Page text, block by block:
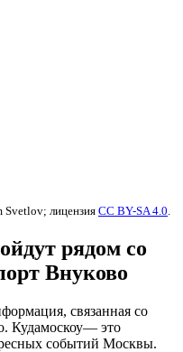
Svetlov; лицензия CC BY-SA 4.0.
рядом со
Внуково
связанная со
Кудамоскоу— это
событий Москвы.